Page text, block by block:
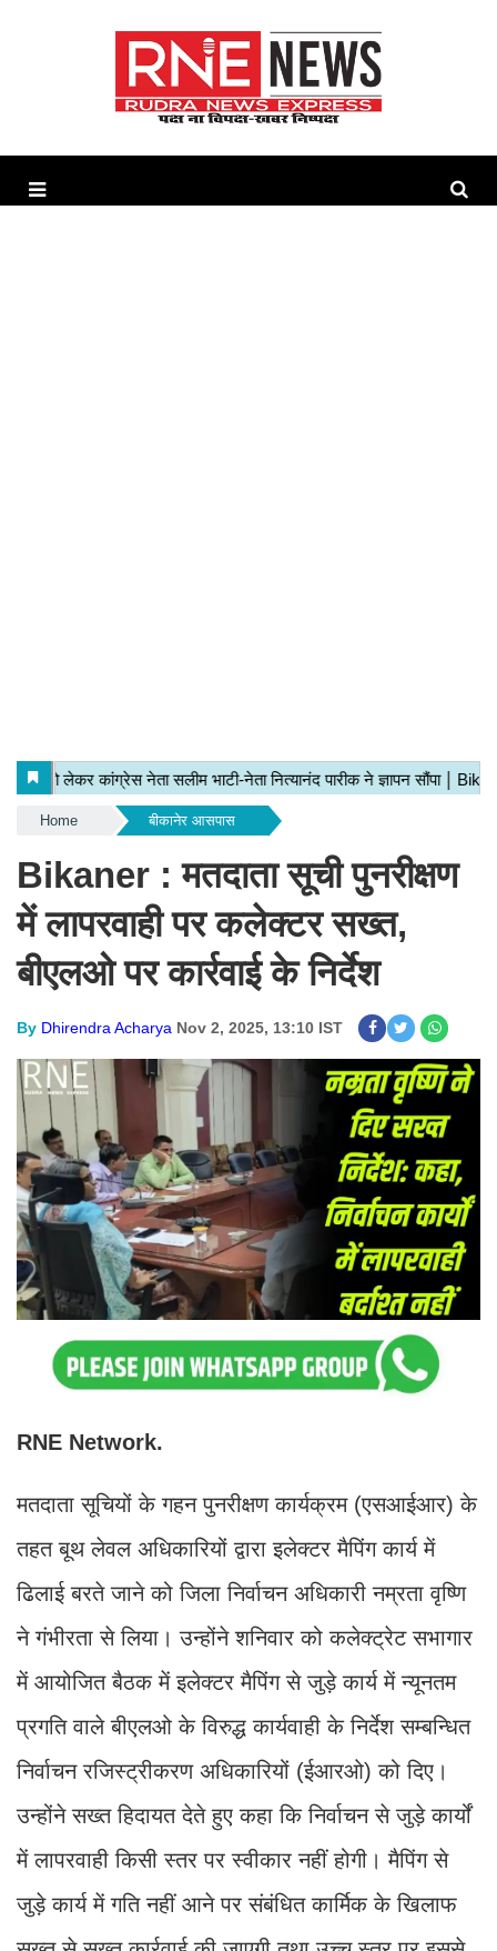
Home बीकानेर आसपास
Bikaner : मतदाता सूची पुनरीक्षण
में लापरवाही पर कलेक्टर सख्त,
बीएलओ पर कार्रवाई के निर्देश
By Dhirendra Acharya Nov 2, 2025, 13:10 IST
RNE Network.
मतदाता सूचियों के गहन पुनरीक्षण कार्यक्रम (एसआईआर) के
तहत बूथ लेवल अधिकारियों द्वारा इलेक्टर मैपिंग कार्य में
ढिलाई बरते जाने को जिला निर्वाचन अधिकारी नम्रता वृष्णि
ने गंभीरता से लिया। उन्होंने शनिवार को कलेक्ट्रेट सभागार
में आयोजित बैठक में इलेक्टर मैपिंग से जुड़े कार्य में न्यूनतम
प्रगति वाले बीएलओ के विरुद्ध कार्यवाही के निर्देश सम्बन्धित
निर्वाचन रजिस्ट्रीकरण अधिकारियों (ईआरओ) को दिए।
उन्होंने सख्त हिदायत देते हुए कहा कि निर्वाचन से जुड़े कार्यों
में लापरवाही किसी स्तर पर स्वीकार नहीं होगी। मैपिंग से
जुड़े कार्य में गति नहीं आने पर संबंधित कार्मिक के खिलाफ